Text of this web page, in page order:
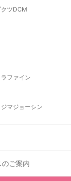
ツDCM
ラファイン
ジマジョーシン
ご案内